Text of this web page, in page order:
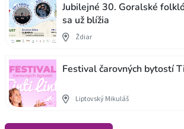
Jubilejné 30. Goralské
sa už blížia
Ždiar
Festival čarovných bytostí
Liptovský Mikuláš